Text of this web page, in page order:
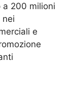
a 200 milioni
nei
e